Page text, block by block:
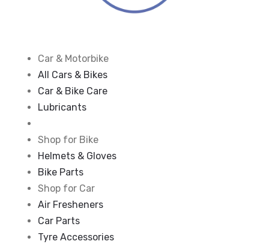
Car & Motorbike
All Cars & Bikes
Car & Bike Care
Lubricants
Shop for Bike
Helmets & Gloves
Bike Parts
Shop for Car
Air Fresheners
Car Parts
Tyre Accessories